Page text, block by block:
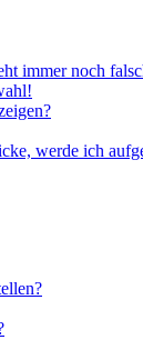
immer noch
werde ich